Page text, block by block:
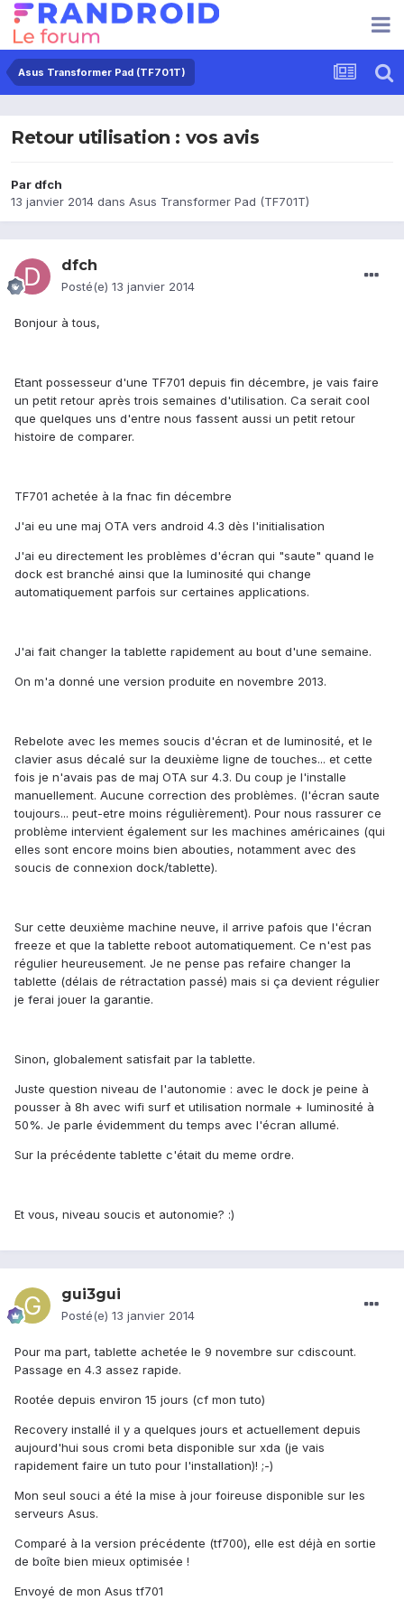
Asus Transformer Pad (TF701T)
Retour utilisation : vos avis
Par dfch
13 janvier 2014 dans Asus Transformer Pad (TF701T)
dfch
Posté(e) 13 janvier 2014
Bonjour à tous,
Etant possesseur d'une TF701 depuis fin décembre, je vais faire
un petit retour après trois semaines d'utilisation. Ca serait cool
que quelques uns d'entre nous fassent aussi un petit retour
histoire de comparer.
TF701 achetée à la fnac fin décembre
J'ai eu une maj OTA vers android 4.3 dès l'initialisation
J'ai eu directement les problèmes d'écran qui "saute" quand le
dock est branché ainsi que la luminosité qui change
automatiquement parfois sur certaines applications.
J'ai fait changer la tablette rapidement au bout d'une semaine.
On m'a donné une version produite en novembre 2013.
Rebelote avec les memes soucis d'écran et de luminosité, et le
clavier asus décalé sur la deuxième ligne de touches... et cette
fois je n'avais pas de maj OTA sur 4.3. Du coup je l'installe
manuellement. Aucune correction des problèmes. (l'écran saute
toujours... peut-etre moins régulièrement). Pour nous rassurer ce
problème intervient également sur les machines américaines (qui
elles sont encore moins bien abouties, notamment avec des
soucis de connexion dock/tablette).
Sur cette deuxième machine neuve, il arrive pafois que l'écran
freeze et que la tablette reboot automatiquement. Ce n'est pas
régulier heureusement. Je ne pense pas refaire changer la
tablette (délais de rétractation passé) mais si ça devient régulier
je ferai jouer la garantie.
Sinon, globalement satisfait par la tablette.
Juste question niveau de l'autonomie : avec le dock je peine à
pousser à 8h avec wifi surf et utilisation normale + luminosité à
50%. Je parle évidemment du temps avec l'écran allumé.
Sur la précédente tablette c'était du meme ordre.
Et vous, niveau soucis et autonomie? :)
gui3gui
Posté(e) 13 janvier 2014
Pour ma part, tablette achetée le 9 novembre sur cdiscount.
Passage en 4.3 assez rapide.
Rootée depuis environ 15 jours (cf mon tuto)
Recovery installé il y a quelques jours et actuellement depuis
aujourd'hui sous cromi beta disponible sur xda (je vais
rapidement faire un tuto pour l'installation)! ;-)
Mon seul souci a été la mise à jour foireuse disponible sur les
serveurs Asus.
Comparé à la version précédente (tf700), elle est déjà en sortie
de boîte bien mieux optimisée !
Envoyé de mon Asus tf701